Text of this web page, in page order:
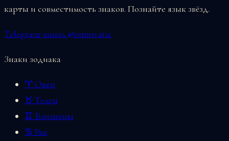
карты и совместимость знаков. Познайте язык звёзд.
Telegram-канал @omnivatic
Знаки зодиака
♈ Овен
♉ Телец
♊ Близнецы
♋ Рак